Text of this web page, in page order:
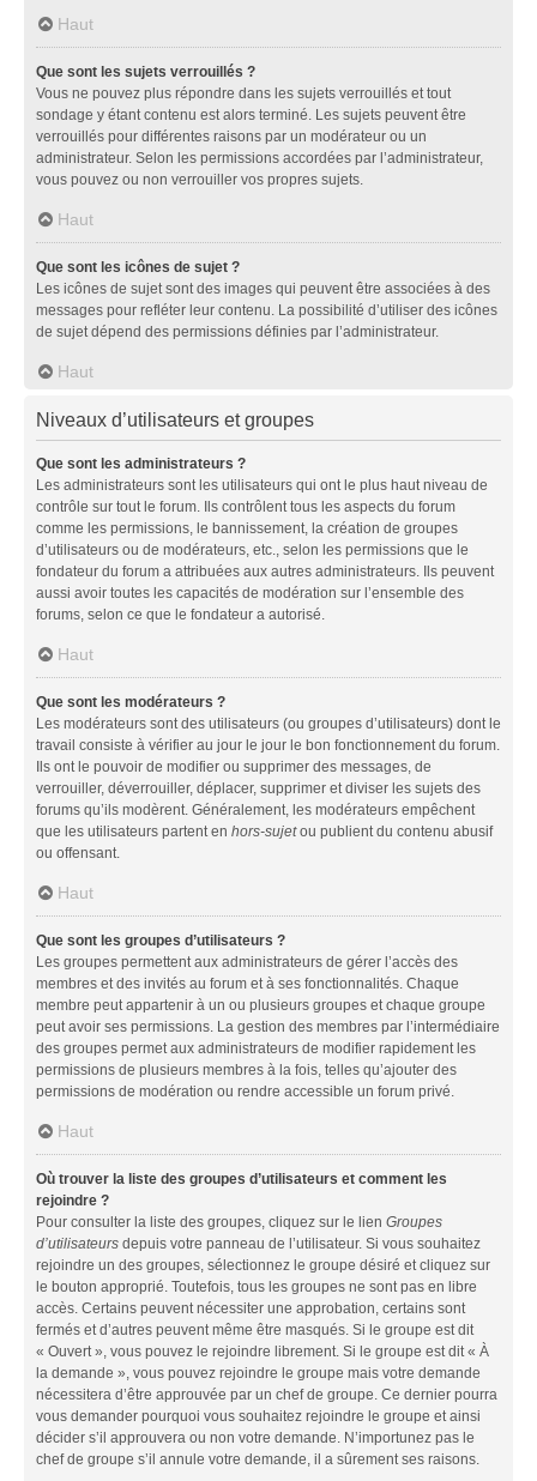
Haut
Que sont les sujets verrouillés ?
Vous ne pouvez plus répondre dans les sujets verrouillés et tout
sondage y étant contenu est alors terminé. Les sujets peuvent être
verrouillés pour différentes raisons par un modérateur ou un
administrateur. Selon les permissions accordées par l’administrateur,
vous pouvez ou non verrouiller vos propres sujets.
Haut
Que sont les icônes de sujet ?
Les icônes de sujet sont des images qui peuvent être associées à des
messages pour refléter leur contenu. La possibilité d’utiliser des icônes
de sujet dépend des permissions définies par l’administrateur.
Haut
Niveaux d’utilisateurs et groupes
Que sont les administrateurs ?
Les administrateurs sont les utilisateurs qui ont le plus haut niveau de
contrôle sur tout le forum. Ils contrôlent tous les aspects du forum
comme les permissions, le bannissement, la création de groupes
d’utilisateurs ou de modérateurs, etc., selon les permissions que le
fondateur du forum a attribuées aux autres administrateurs. Ils peuvent
aussi avoir toutes les capacités de modération sur l’ensemble des
forums, selon ce que le fondateur a autorisé.
Haut
Que sont les modérateurs ?
Les modérateurs sont des utilisateurs (ou groupes d’utilisateurs) dont le
travail consiste à vérifier au jour le jour le bon fonctionnement du forum.
Ils ont le pouvoir de modifier ou supprimer des messages, de
verrouiller, déverrouiller, déplacer, supprimer et diviser les sujets des
forums qu’ils modèrent. Généralement, les modérateurs empêchent
que les utilisateurs partent en hors-sujetou publient du contenu abusif
ou offensant.
Haut
Que sont les groupes d’utilisateurs ?
Les groupes permettent aux administrateurs de gérer l’accès des
membres et des invités au forum et à ses fonctionnalités. Chaque
membre peut appartenir à un ou plusieurs groupes et chaque groupe
peut avoir ses permissions. La gestion des membres par l’intermédiaire
des groupes permet aux administrateurs de modifier rapidement les
permissions de plusieurs membres à la fois, telles qu’ajouter des
permissions de modération ou rendre accessible un forum privé.
Haut
Où trouver la liste des groupes d’utilisateurs et comment les
rejoindre ?
Pour consulter la liste des groupes, cliquez sur le lien Groupes
d’utilisateurs depuis votre panneau de l’utilisateur. Si vous souhaitez
rejoindre un des groupes, sélectionnez le groupe désiré et cliquez sur
le bouton approprié. Toutefois, tous les groupes ne sont pas en libre
accès. Certains peuvent nécessiter une approbation, certains sont
fermés et d’autres peuvent même être masqués. Si le groupe est dit
« Ouvert », vous pouvez le rejoindre librement. Si le groupe est dit « À
la demande », vous pouvez rejoindre le groupe mais votre demande
nécessitera d’être approuvée par un chef de groupe. Ce dernier pourra
vous demander pourquoi vous souhaitez rejoindre le groupe et ainsi
décider s’il approuvera ou non votre demande. N’importunez pas le
chef de groupe s’il annule votre demande, il a sûrement ses raisons.